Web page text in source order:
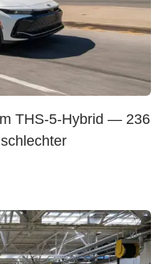
THS-5-Hybrid — 236